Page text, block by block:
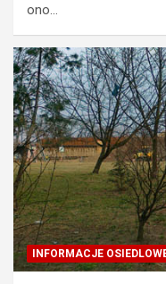
ono…
INFORMACJE